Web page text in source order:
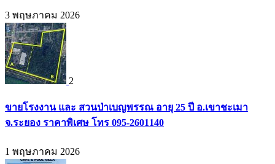
3 พฤษภาคม 2026
2
ขายโรงงาน และ สวนป่าเบญพรรณ อายุ 25 ปี อ.เขาชะเมา
จ.ระยอง ราคาพิเศษ โทร 095-2601140
1 พฤษภาคม 2026